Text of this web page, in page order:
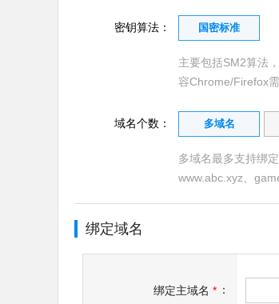
密钥算法： 国密标准
主要包括SM2算法
容Chrome/Firefox
域名个数： 多域名
多域名最多支持绑
www.abc.xyz、
绑定域名
绑定主域名 * ：